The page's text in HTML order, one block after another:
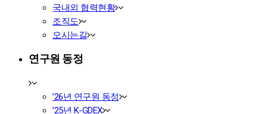
국내외 협력현황
조직도
오시는길
연구원 동정
’26년 연구원 동정
’25년 K-GDEX